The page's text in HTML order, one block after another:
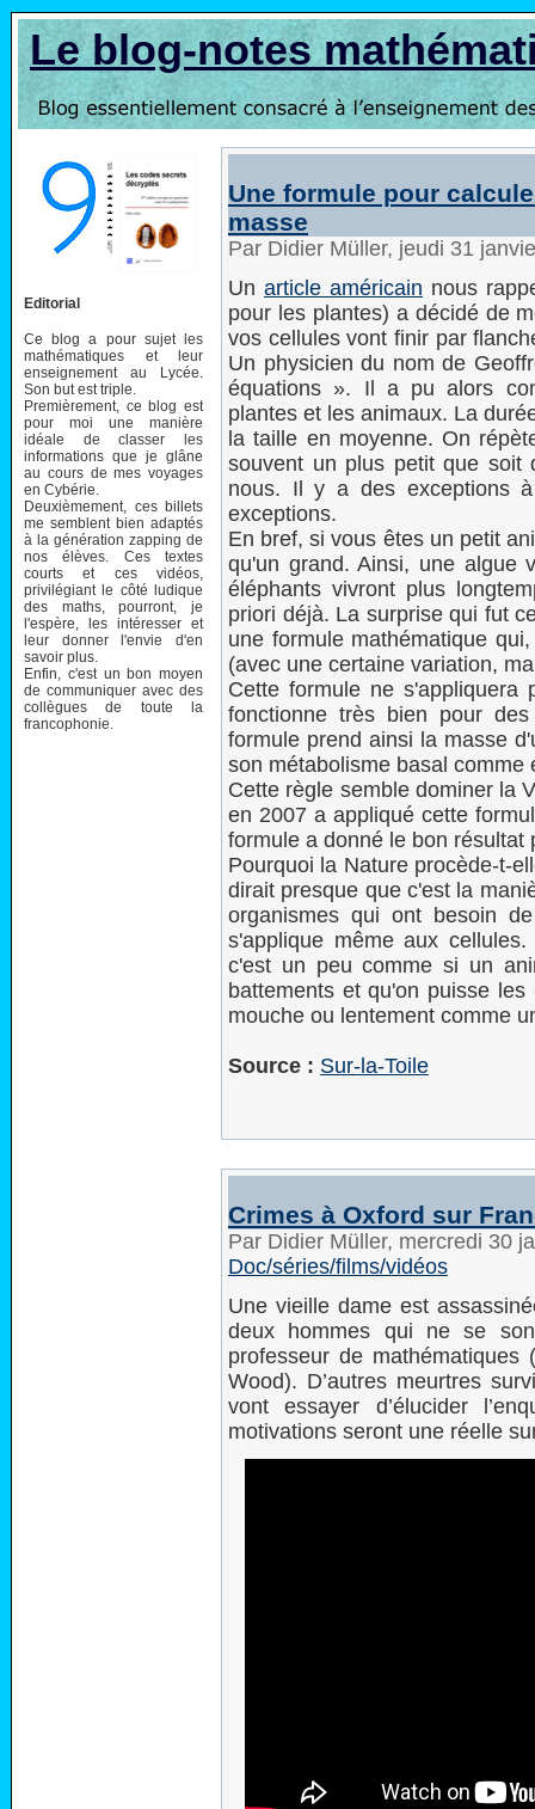
Le blog-notes
Editorial
Ce blog a pour sujet les
mathématiques et leur
enseignement au Lycée.
Son but est triple.
Premièrement, ce blog est
pour moi une manière
idéale de classer les
informations que je glâne
au cours de mes voyages
en Cybérie.
Deuxièmement, ces billets
me semblent bien adaptés
à la génération zapping de
nos élèves. Ces textes
courts et ces vidéos,
privilégiant le côté ludique
des maths, pourront, je
l'espère, les intéresser et
leur donner l'envie d'en
savoir plus.
Enfin, c'est un bon moyen
de communiquer avec des
collègues de toute la
francophonie.
Une formule pour
masse
Par Didier Müller, jeudi 31
Un article américain nous
pour les plantes) a décidé de
vos cellules vont finir par
Un physicien du nom de
équations ». Il a pu alors
plantes et les animaux. La
la taille en moyenne. On
souvent un plus petit que soit
nous. Il y a des exceptions
exceptions.
En bref, si vous êtes un petit
qu'un grand. Ainsi, une algue
éléphants vivront plus
priori déjà. La surprise qui fut
une formule mathématique
(avec une certaine variation,
Cette formule ne
fonctionne très bien pour
formule prend ainsi la masse
son métabolisme basal
Cette règle semble dominer la
en 2007 a appliqué cette
formule a donné le bon résultat
Pourquoi la Nature procède-t-
dirait presque que c'est la
organismes qui ont besoin
s'applique même aux
c'est un peu comme si un
battements et qu'on puisse
mouche ou lentement comme
Source : Sur-la-Toile
Crimes à Oxford sur
Par Didier Müller, mercredi 30
Doc/séries/films/vidéos
Une vieille dame est
deux hommes qui ne se
professeur de
Wood). D’autres meurtres
vont essayer d’élucider
motivations seront une réelle